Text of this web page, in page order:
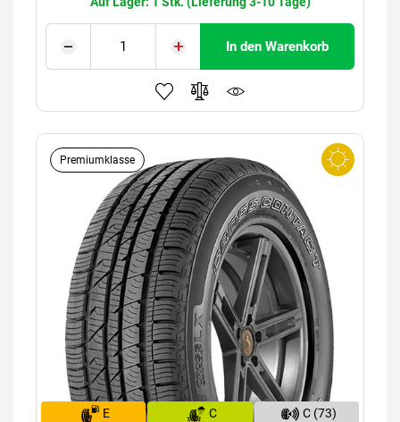
In den Warenkorb
Premiumklasse
E C C (73)